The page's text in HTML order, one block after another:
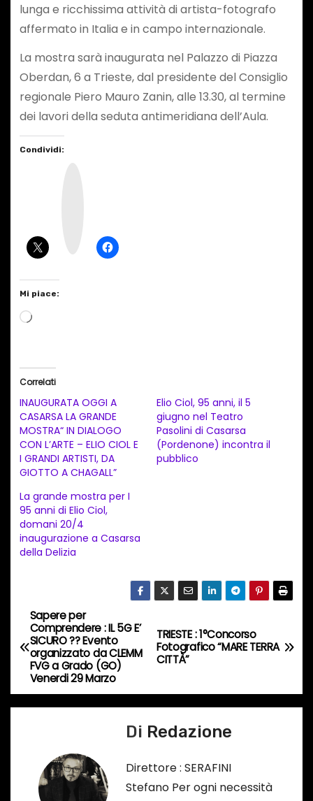
lunga e ricchissima attività di artista-fotografo
affermato in Italia e in campo internazionale.
La mostra sarà inaugurata nel Palazzo di Piazza
Oberdan, 6 a Trieste, dal presidente del Consiglio
regionale Piero Mauro Zanin, alle 13.30, al termine
dei lavori della seduta antimeridiana dell’Aula.
Condividi:
Mi piace:
C
a
m
e
n
t
o
i
n
r
s
o
…
Correlati
INAUGURATA OGGI A
CASARSA LA GRANDE
MOSTRA“ IN DIALOGO
CON L’ARTE – ELIO CIOL E
I GRANDI ARTISTI, DA
GIOTTO A CHAGALL”
Elio Ciol, 95 anni, il 5
giugno nel Teatro
Pasolini di Casarsa
(Pordenone) incontra il
pubblico
La grande mostra per I
95 anni di Elio Ciol,
domani 20/4
inaugurazione a Casarsa
della Delizia
N
a
v
i
TRIESTE : 1°Concorso
Fotografico “MARE TERRA
CITTÀ”
Sapere per
Comprendere : IL 5G E’
SICURO ?? Evento
organizzato da CLEMM
FVG a Grado (GO)
Venerdi 29 Marzo
Di Redazione
Direttore : SERAFINI
Stefano Per ogni necessità